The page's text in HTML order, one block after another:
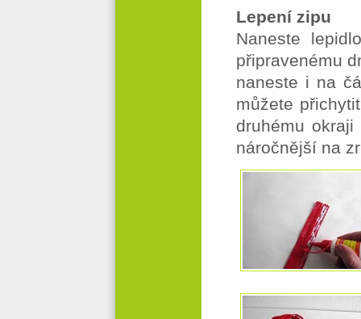
Lepení zipu
Naneste
připravenému
naneste i na
můžete
druhému
náročnější na